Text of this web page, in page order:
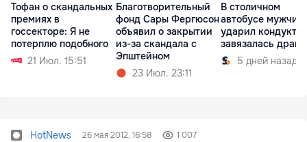
Тофан о скандальных
премиях в
госсекторе: Я не
потерплю подобного
21 Июл. 15:51
Благотворительный
фонд Сары Фергюсон
объявил о закрытии
из-за скандала с
Эпштейном
23 Июл. 23:11
В столичном
автобусе
ударил
завязалась драка
5 дней назад
HotNews 26 мая 2012, 16:58 1 007